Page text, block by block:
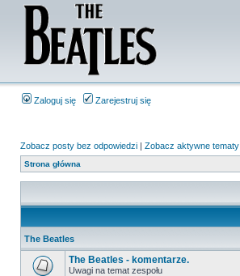
Zaloguj się Zarejestruj się
Zobacz posty bez odpowiedzi | Zobacz aktywne tematy
Strona główna
The Beatles
The Beatles - komentarze.
Uwagi na temat zespołu